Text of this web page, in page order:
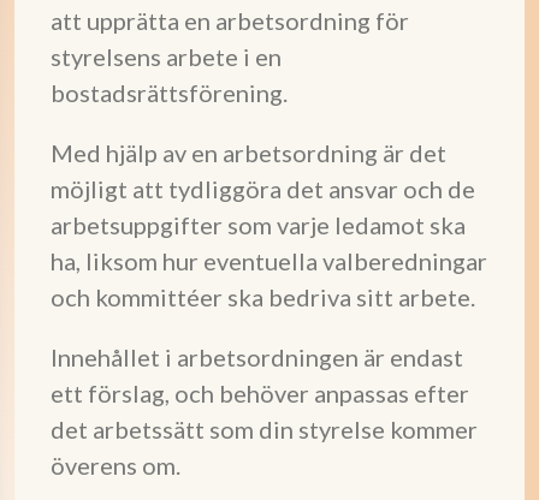
att upprätta en arbetsordning för
styrelsens arbete i en
bostadsrättsförening.
Med hjälp av en arbetsordning är det
möjligt att tydliggöra det ansvar och de
arbetsuppgifter som varje ledamot ska
ha, liksom hur eventuella valberedningar
och kommittéer ska bedriva sitt arbete.
Innehållet i arbetsordningen är endast
ett förslag, och behöver anpassas efter
det arbetssätt som din styrelse kommer
överens om.